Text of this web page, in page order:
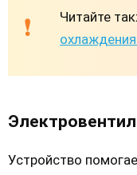
Читайте
Устройство